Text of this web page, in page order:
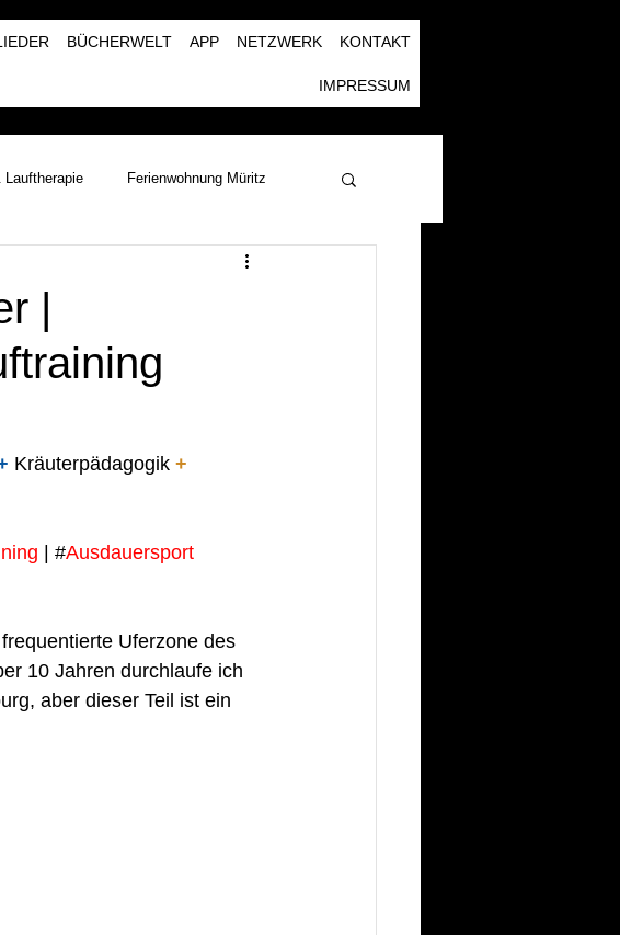
BÜCHERWELT APP NETZWERK KONTAKT
IMPRESSUM
Lauftherapie Ferienwohnung Müritz
|
Kräuterpädagogik +
| #Ausdauersport
Uferzone des
10 Jahren durchlaufe ich
aber dieser Teil ist ein